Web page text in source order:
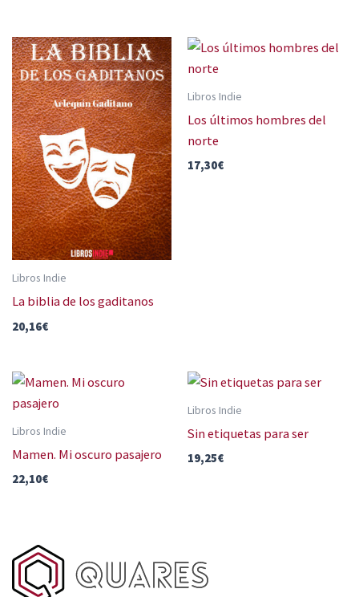
Libros Indie
La biblia de los gaditanos
20,16€
Libros Indie
Los últimos hombres del
norte
17,30€
Libros Indie
Mamen. Mi oscuro pasajero
22,10€
Libros Indie
Sin etiquetas para ser
19,25€